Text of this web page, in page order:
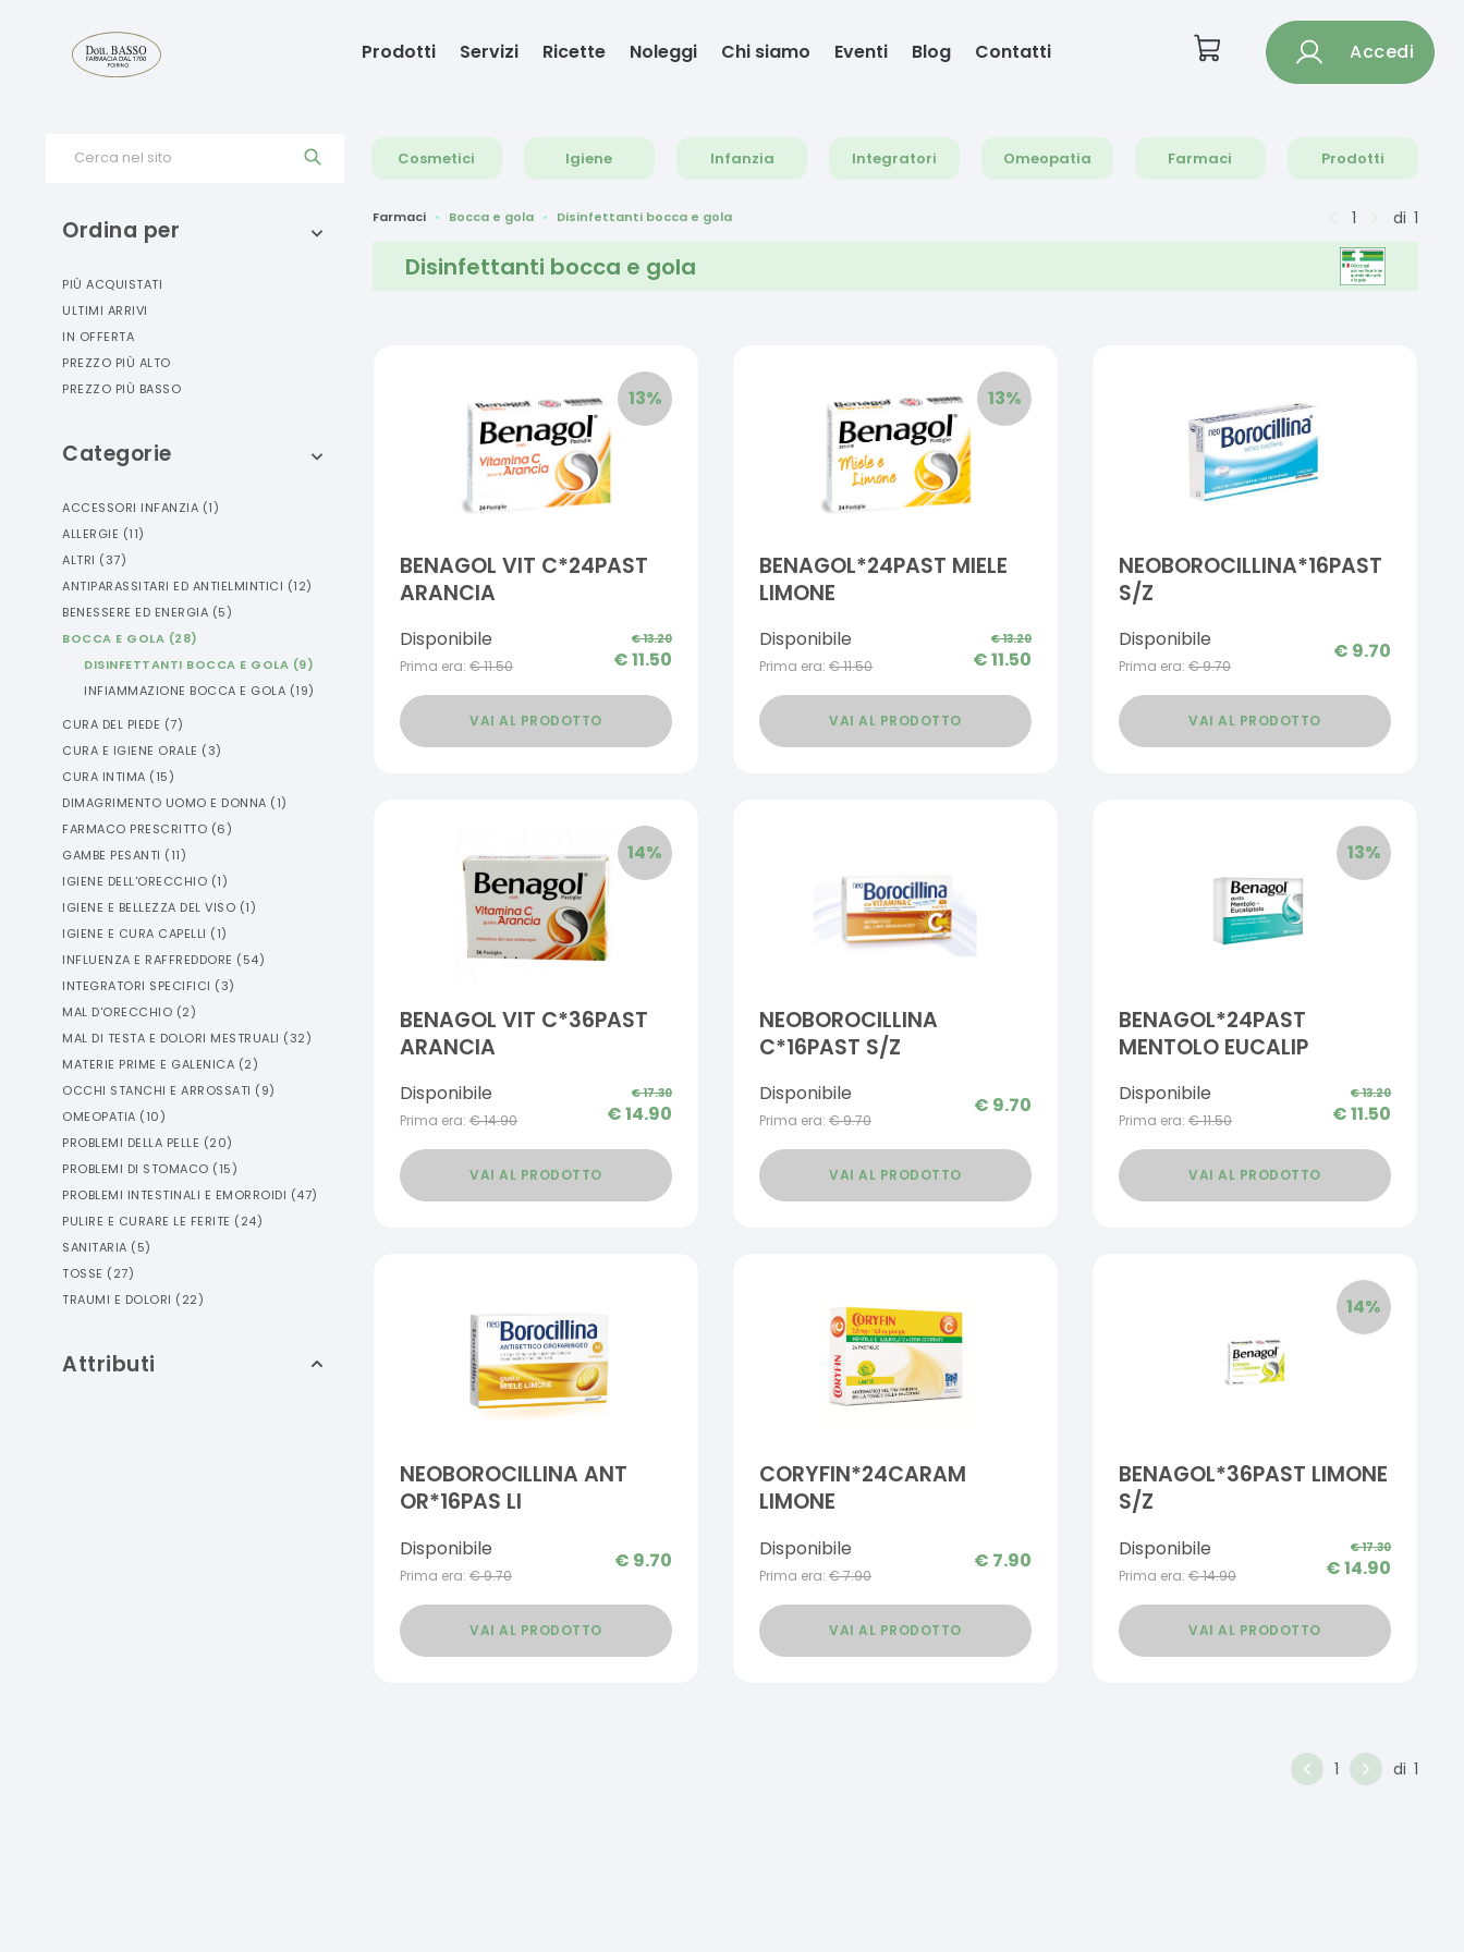
Prodotti Servizi Ricette Noleggi Chi siamo Eventi Blog Contatti Accedi
Cerca nel sito Cosmetici Igiene Infanzia Integratori Omeopatia Farmaci Prodotti
Ordina per
PIÙ ACQUISTATI
ULTIMI ARRIVI
IN OFFERTA
PREZZO PIÙ ALTO
PREZZO PIÙ BASSO
Categorie
ACCESSORI INFANZIA (1)
ALLERGIE (11)
ALTRI (37)
ANTIPARASSITARI ED ANTIELMINTICI (12)
BENESSERE ED ENERGIA (5)
BOCCA E GOLA (28)
DISINFETTANTI BOCCA E GOLA (9)
INFIAMMAZIONE BOCCA E GOLA (19)
CURA DEL PIEDE (7)
CURA E IGIENE ORALE (3)
CURA INTIMA (15)
DIMAGRIMENTO UOMO E DONNA (1)
FARMACO PRESCRITTO (6)
GAMBE PESANTI (11)
IGIENE DELL'ORECCHIO (1)
IGIENE E BELLEZZA DEL VISO (1)
IGIENE E CURA CAPELLI (1)
INFLUENZA E RAFFREDDORE (54)
INTEGRATORI SPECIFICI (3)
MAL D'ORECCHIO (2)
MAL DI TESTA E DOLORI MESTRUALI (32)
MATERIE PRIME E GALENICA (2)
OCCHI STANCHI E ARROSSATI (9)
OMEOPATIA (10)
PROBLEMI DELLA PELLE (20)
PROBLEMI DI STOMACO (15)
PROBLEMI INTESTINALI E EMORROIDI (47)
PULIRE E CURARE LE FERITE (24)
SANITARIA (5)
TOSSE (27)
TRAUMI E DOLORI (22)
Attributi
Farmaci Bocca e gola Disinfettanti bocca e gola 1 di 1
Disinfettanti bocca e gola
13%
BENAGOL VIT C*24PAST
ARANCIA
Disponibile
Prima era: €11.50
€13.20
€11.50
VAI AL PRODOTTO
13%
BENAGOL*24PAST MIELE
LIMONE
Disponibile
Prima era: €11.50
€13.20
€11.50
VAI AL PRODOTTO
NEOBOROCILLINA*16PAST
S/Z
Disponibile
Prima era: €9.70
€ 9.70
VAI AL PRODOTTO
14%
BENAGOL VIT C*36PAST
ARANCIA
Disponibile
Prima era: €14.90
€17.30
€14.90
VAI AL PRODOTTO
NEOBOROCILLINA
C*16PAST S/Z
Disponibile
Prima era: €9.70
€ 9.70
VAI AL PRODOTTO
13%
BENAGOL*24PAST
MENTOLO EUCALIP
Disponibile
Prima era: €11.50
€13.20
€11.50
VAI AL PRODOTTO
NEOBOROCILLINA ANT
OR*16PAS LI
Disponibile
Prima era: €9.70
€ 9.70
VAI AL PRODOTTO
CORYFIN*24CARAM
LIMONE
Disponibile
Prima era: €7.90
€ 7.90
VAI AL PRODOTTO
14%
BENAGOL*36PAST LIMONE
S/Z
Disponibile
Prima era: €14.90
€17.30
€14.90
VAI AL PRODOTTO
1 di 1